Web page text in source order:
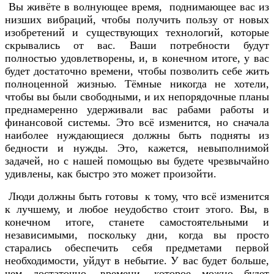
Вы живёте в волнующее время, поднимающее вас из
низших вибраций, чтобы получить пользу от новых
изобретений и существующих технологий, которые
скрывались от вас. Ваши потребности будут
полностью удовлетворены, и, в конечном итоге, у вас
будет достаточно времени, чтобы позволить себе жить
полноценной жизнью. Тёмные никогда не хотели,
чтобы вы были свободными, и их непорядочные планы
преднамеренно удерживали вас рабами работы и
финансовой системы. Это всё изменится, но сначала
наиболее нуждающиеся должны быть подняты из
бедности и нужды. Это, кажется, невыполнимой
задачей, но с нашей помощью вы будете чрезвычайно
удивлены, как быстро это может произойти.
Люди должны быть готовы к тому, что всё изменится
к лучшему, и любое неудобство стоит этого. Вы, в
конечном итоге, станете самостоятельными и
независимыми, поскольку дни, когда вы просто
старались обеспечить себя предметами первой
необходимости, уйдут в небытие. У вас будет больше,